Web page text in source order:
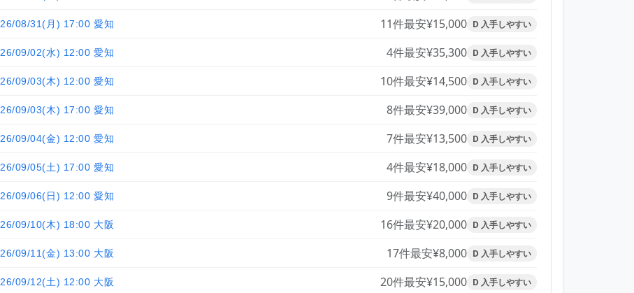
26/08/31(月) 17:00 愛知 11件最安¥15,000 D 入手しやすい
26/09/02(水) 12:00 愛知 4件最安¥35,300 D 入手しやすい
26/09/03(木) 12:00 愛知 10件最安¥14,500 D 入手しやすい
26/09/03(木) 17:00 愛知 8件最安¥39,000 D 入手しやすい
26/09/04(金) 12:00 愛知 7件最安¥13,500 D 入手しやすい
26/09/05(土) 17:00 愛知 4件最安¥18,000 D 入手しやすい
26/09/06(日) 12:00 愛知 9件最安¥40,000 D 入手しやすい
26/09/10(木) 18:00 大阪 16件最安¥20,000 D 入手しやすい
26/09/11(金) 13:00 大阪 17件最安¥8,000 D 入手しやすい
26/09/12(土) 12:00 大阪 20件最安¥15,000 D 入手しやすい